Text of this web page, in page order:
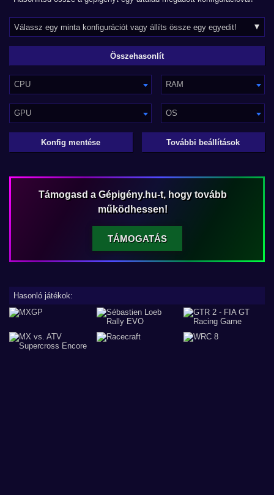
CPU RAM
GPU OS
Konfig mentése További beállítások
Támogasd a Gépigény.hu-t, hogy tovább
működhessen!
TÁMOGATÁS
Hasonló játékok: